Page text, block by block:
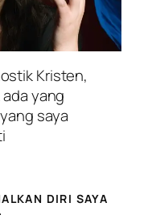
Kristen,
yang
saya
DIRI SAYA